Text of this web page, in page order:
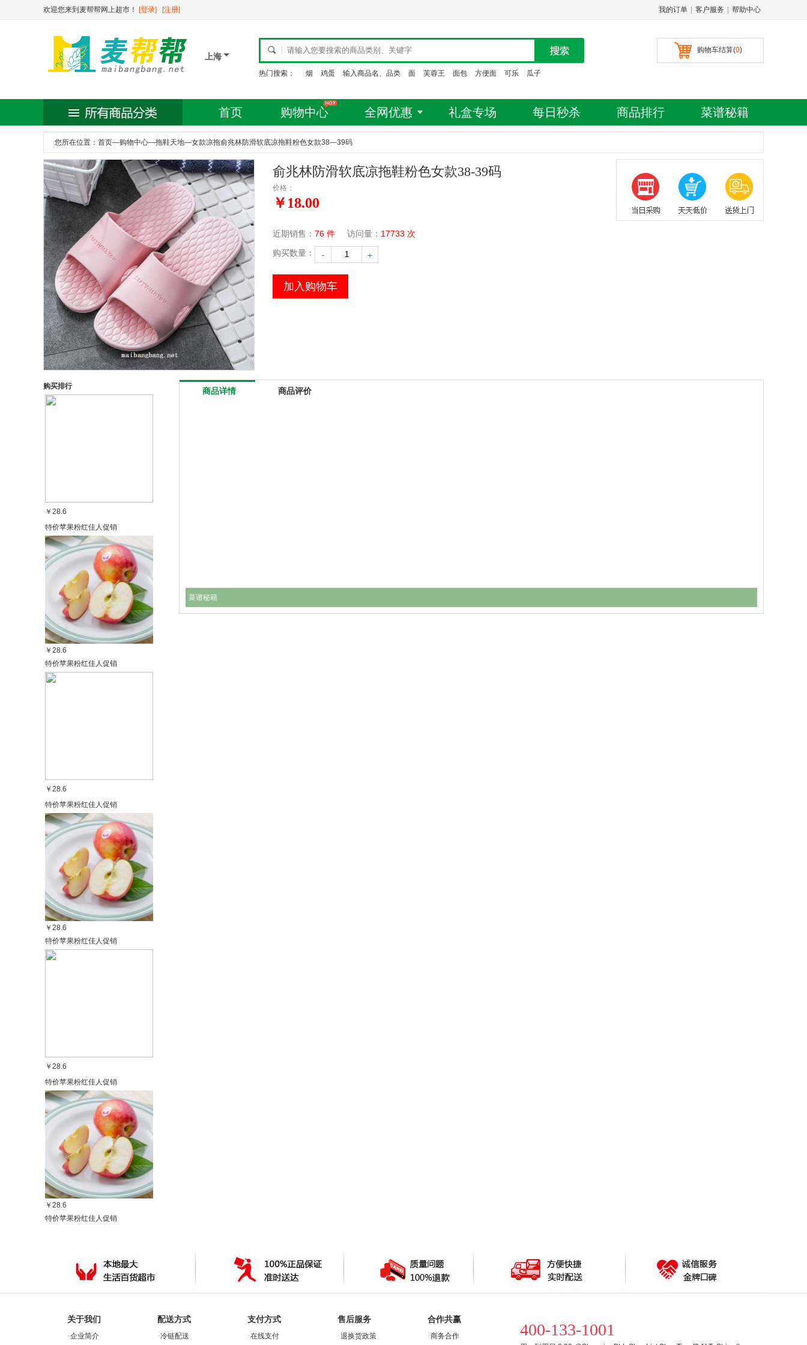
我的订单 客户服务 帮助中心
欢迎您来到麦帮帮网上超市！ [登录] [注册]
上海
热门搜索： 烟 鸡蛋 输入商品名、品类 面 芙蓉王 面包 方便面 可乐 瓜子
购物车结算(0)
首页 购物中心 全网优惠 礼盒专场 每日秒杀 商品排行 菜谱秘籍
您所在位置： 首页—购物中心—拖鞋天地—女款凉拖俞兆林防滑软底凉拖鞋粉色女款38—39码
俞兆林防滑软底凉拖鞋粉色女款38-39码
价格：
￥18.00
近期销售： 76 件 访问量： 17733 次
购买数量：
加入购物车
购买排行
￥28.6
特价苹果粉红佳人促销
￥28.6
特价苹果粉红佳人促销
￥28.6
特价苹果粉红佳人促销
￥28.6
特价苹果粉红佳人促销
￥28.6
特价苹果粉红佳人促销
￥28.6
特价苹果粉红佳人促销
商品详情 商品评价
菜谱秘籍
关于我们
·企业简介
配送方式
·冷链配送
支付方式
·在线支付
售后服务
·退换货政策
合作共赢
·商务合作 400-133-1001